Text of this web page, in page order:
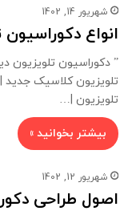
شهریور 14, 1402
انواع دکوراسیون
” دکوراسیون تلویزیون
تلویزیون کلاسیک جدید
تلویزیون |…
بیشتر بخوانید »
شهریور 12, 1402
اصول طراحی